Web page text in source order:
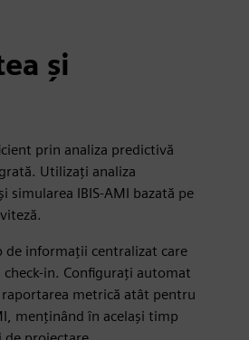
și
prin analiza predictivă
Utilizați analiza
IBIS-AMI bazată pe
informații centralizat care
in. Configurați automat
metrică atât pentru
menținând în același timp